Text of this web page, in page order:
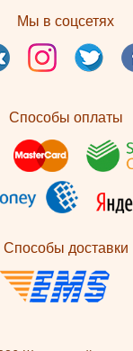
Мы в соцсетях
Способы оплаты
Способы доставки